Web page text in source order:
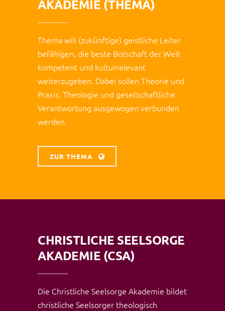
AKADEMIE (THEMA)
Thema will (zukünftige) geistliche Leiter
befähigen, die beste Botschaft der Welt
kompetent und kulturrelevant
weiterzugeben. Dabei sollen Theorie und
Praxis, Theologie und gesellschaftliche
Verantwortung ausgewogen verbunden
werden.
ZUR THEMA
CHRISTLICHE SEELSORGE
AKADEMIE (CSA)
Die Christliche Seelsorge Akademie bildet
christliche Seelsorger theologisch